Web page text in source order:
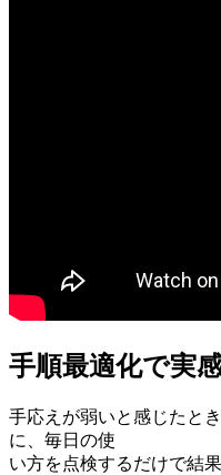
手順最適化で実
手応えが弱いと感じたと
に、毎日の使
い方を点検するだけで結